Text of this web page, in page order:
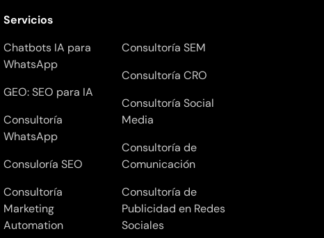
Servicios
Chatbots IA para
WhatsApp
GEO: SEO para IA
Consultoría
WhatsApp
Consuloría SEO
Consultoría
Marketing
Automation
Consultoría SEM
Consultoría CRO
Consultoría Social
Media
Consultoría de
Comunicación
Consultoría de
Publicidad en Redes
Sociales